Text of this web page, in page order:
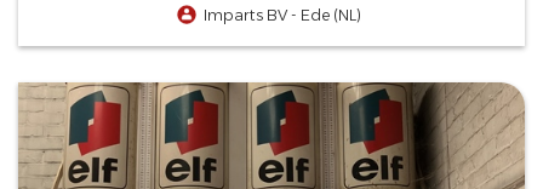
Imparts BV - Ede (NL)